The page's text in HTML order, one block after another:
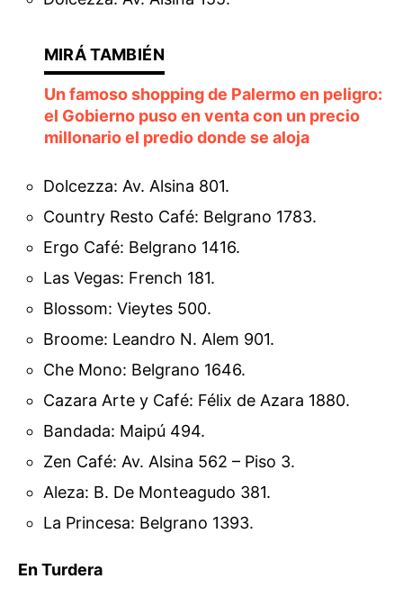
Un famoso shopping de Palermo en peligro:
el Gobierno puso en venta con un precio
millonario el predio donde se aloja
Dolcezza: Av. Alsina 801.
Country Resto Café: Belgrano 1783.
Ergo Café: Belgrano 1416.
Las Vegas: French 181.
Blossom: Vieytes 500.
Broome: Leandro N. Alem 901.
Che Mono: Belgrano 1646.
Cazara Arte y Café: Félix de Azara 1880.
Bandada: Maipú 494.
Zen Café: Av. Alsina 562 – Piso 3.
Aleza: B. De Monteagudo 381.
La Princesa: Belgrano 1393.
En Turdera